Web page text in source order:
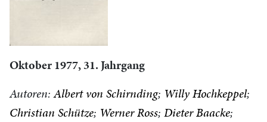
Oktober 1977, 31. Jahrgang
Autoren:Albert von Schirnding Willy Hochkeppel
Christian Schütze Werner Ross Dieter Baacke